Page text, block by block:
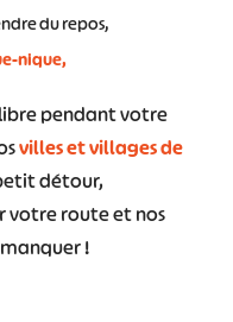
du repos,
nique,
libre pendant votre
villes et villages de
détour,
votre route et nos
!